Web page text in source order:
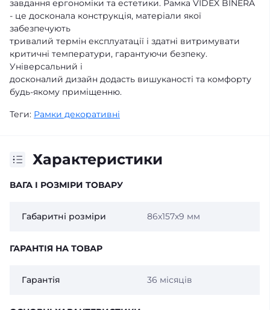
завдання ергономіки та естетики. Рамка VIDEX BINERA
- це досконала конструкція, матеріали якої
забезпечують
тривалий термін експлуатації і здатні витримувати
критичні температури, гарантуючи безпеку.
Універсальний і
досконалий дизайн додасть вишуканості та комфорту
будь-якому приміщенню.
Теги: Рамки декоративні
Характеристики
ВАГА І РОЗМІРИ ТОВАРУ
Габаритні розміри 86х157х9 мм
ГАРАНТІЯ НА ТОВАР
Гарантія 36 місяців